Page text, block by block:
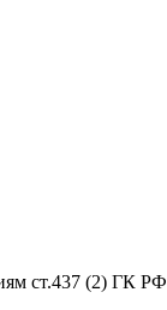
ст.437 (2) ГК РФ